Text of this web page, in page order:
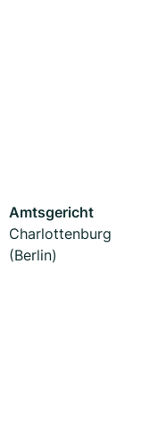
Amtsgericht
Charlottenburg
(Berlin)